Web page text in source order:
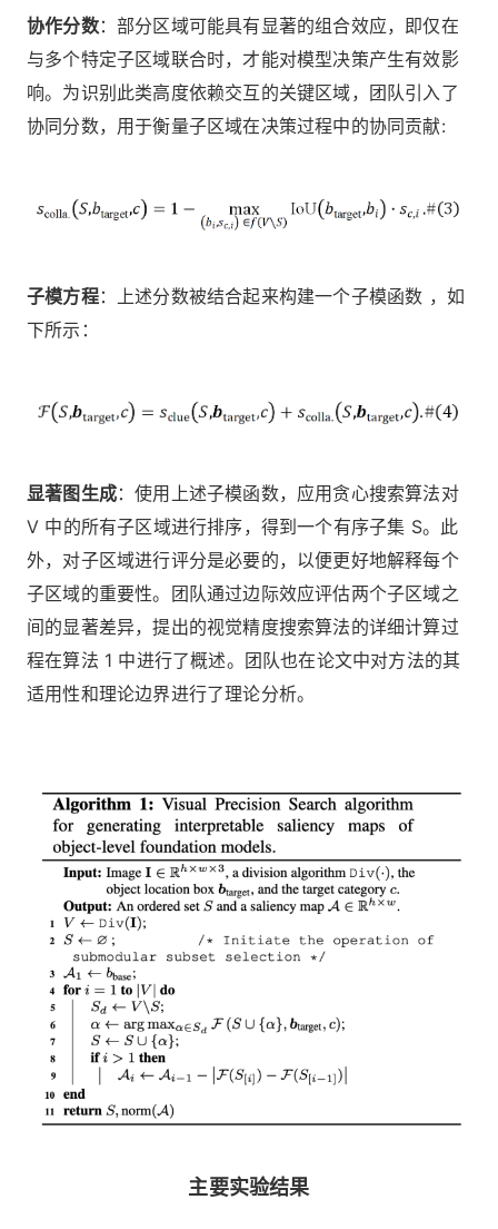
协作分数：部分区域可能具有显著的组合效应，即仅在
与多个特定子区域联合时，才能对模型决策产生有效影
响。为识别此类高度依赖交互的关键区域，团队引入了
协同分数，用于衡量子区域在决策过程中的协同贡献:
子模方程：上述分数被结合起来构建一个子模函数 ，如
下所示：
显著图生成：使用上述子模函数，应用贪心搜索算法对
V 中的所有子区域进行排序，得到一个有序子集 S。此
外，对子区域进行评分是必要的，以便更好地解释每个
子区域的重要性。团队通过边际效应评估两个子区域之
间的显著差异，提出的视觉精度搜索算法的详细计算过
程在算法 1 中进行了概述。团队也在论文中对方法的其
适用性和理论边界进行了理论分析。
主要实验结果